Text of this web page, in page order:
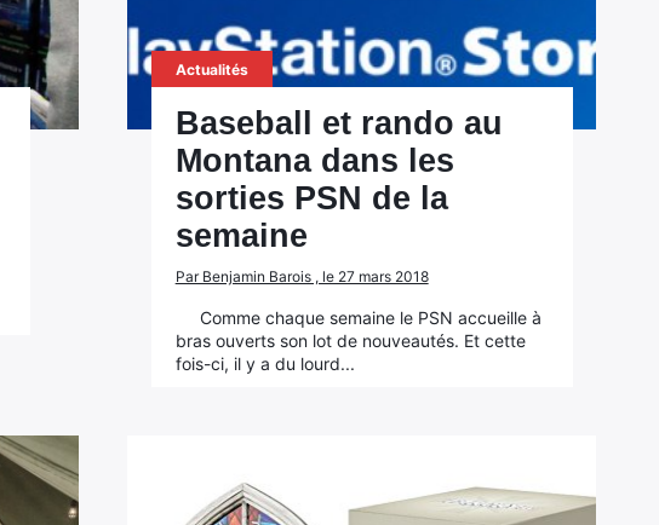
Actualités
Baseball et rando au
Montana dans les
sorties PSN de la
semaine
Par Benjamin Barois , le 27 mars 2018
Comme chaque semaine le PSN accueille à
bras ouverts son lot de nouveautés. Et cette
fois-ci, il y a du lourd...